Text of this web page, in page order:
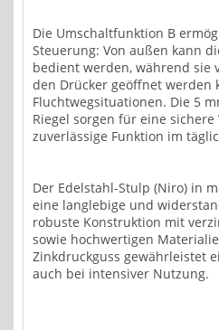
Die Umschaltfunktion B
Steuerung: Von außen kann
bedient werden, während sie
den Drücker geöffnet werden
Fluchtwegsituationen. Die 5
Riegel sorgen für eine
zuverlässige Funktion im
Der Edelstahl-Stulp (Niro) in
eine langlebige und
robuste Konstruktion mit
sowie hochwertigen
Zinkdruckguss gewährleistet
auch bei intensiver Nutzung.